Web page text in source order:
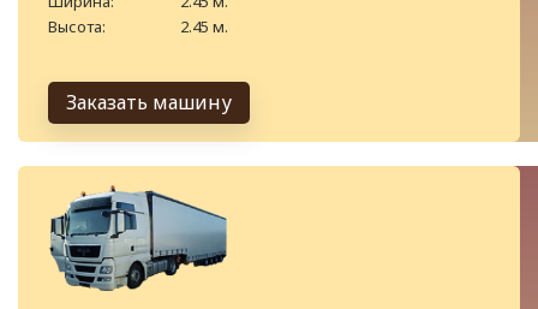
Высота:
2.45 м.
Заказать машину